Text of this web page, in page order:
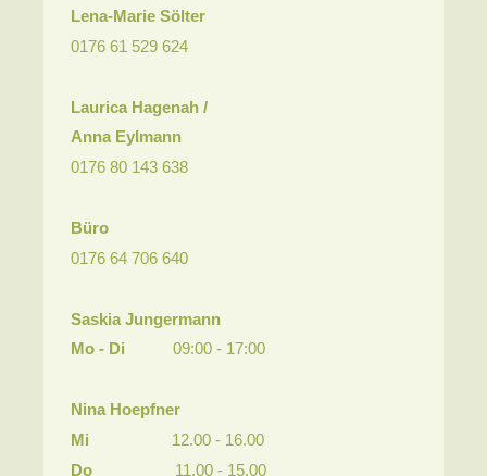
Lena-Marie Sölter
0176 61 529 624
Laurica Hagenah /
Anna Eylmann
0176 80 143 638
Büro
0176 64 706 640
Saskia Jungermann
Mo - Di 09:00 - 17:00
Nina Hoepfner
Mi
12.00 - 16.00
Do
11.00 - 15.00